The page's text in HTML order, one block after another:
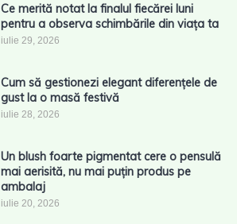
Ce merită notat la finalul fiecărei luni
pentru a observa schimbările din viața ta
iulie 29, 2026
Cum să gestionezi elegant diferențele de
gust la o masă festivă
iulie 28, 2026
Un blush foarte pigmentat cere o pensulă
mai aerisită, nu mai puțin produs pe
ambalaj
iulie 20, 2026